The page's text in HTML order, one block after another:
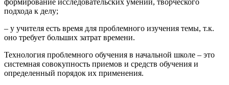
подхода к делу;
– у учителя есть время для проблемного изучения темы, т.к.
оно требует больших затрат времени.
Технология проблемного обучения в начальной школе – это
системная совокупность приемов и средств обучения и
определенный порядок их применения.